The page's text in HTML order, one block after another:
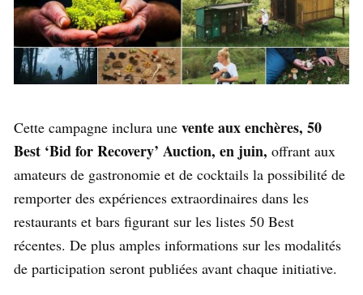
Cette campagne inclura une vente aux enchères, 50
Best ‘Bid for Recovery’ Auction, en juin, offrant aux
amateurs de gastronomie et de cocktails la possibilité de
remporter des expériences extraordinaires dans les
restaurants et bars figurant sur les listes 50 Best
récentes. De plus amples informations sur les modalités
de participation seront publiées avant chaque initiative.